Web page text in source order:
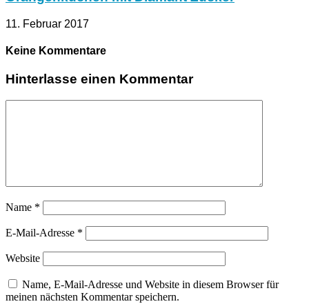
11. Februar 2017
Keine Kommentare
Hinterlasse einen Kommentar
Name *
E-Mail-Adresse *
Website
Name, E-Mail-Adresse und Website in diesem Browser für
meinen nächsten Kommentar speichern.